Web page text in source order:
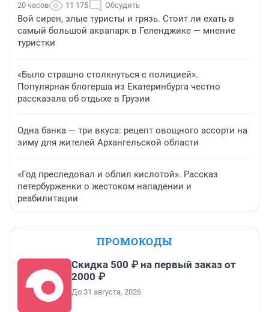
20 часов 11 175 Обсудить
Вой сирен, злые туристы и грязь. Стоит ли ехать в
самый большой аквапарк в Геленджике — мнение
туристки
«Было страшно столкнуться с полицией».
Популярная блогерша из Екатеринбурга честно
рассказала об отдыхе в Грузии
Одна банка — три вкуса: рецепт овощного ассорти на
зиму для жителей Архангельской области
«Год преследовал и облил кислотой». Рассказ
петербурженки о жестоком нападении и
реабилитации
ПРОМОКОДЫ
Скидка 500 ₽ на первый заказ от
2000 ₽
До 31 августа, 2026